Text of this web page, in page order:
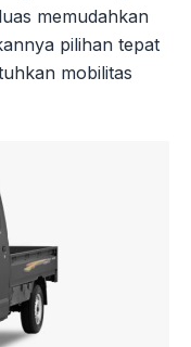
memudahkan
pilihan tepat
mobilitas